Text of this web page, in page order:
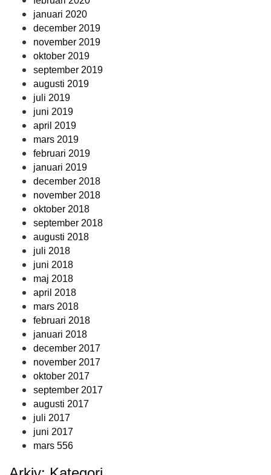
januari 2020
december 2019
november 2019
oktober 2019
september 2019
augusti 2019
juli 2019
juni 2019
april 2019
mars 2019
februari 2019
januari 2019
december 2018
november 2018
oktober 2018
september 2018
augusti 2018
juli 2018
juni 2018
maj 2018
april 2018
mars 2018
februari 2018
januari 2018
december 2017
november 2017
oktober 2017
september 2017
augusti 2017
juli 2017
juni 2017
mars 556